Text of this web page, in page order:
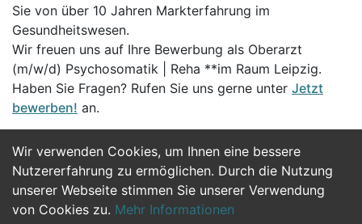
Wir verwenden Cookies, um Ihnen eine bessere
Nutzererfahrung zu ermöglichen. Durch die Nutzung
unserer Webseite stimmen Sie unserer Verwendung
von Cookies zu. Mehr Informationen
Sie von über 10 Jahren Markterfahrung im
Gesundheitswesen.
Wir freuen uns auf Ihre Bewerbung als Oberarzt
(m/w/d) Psychosomatik | Reha **im Raum Leipzig.
Haben Sie Fragen? Rufen Sie uns gerne unter Jetzt
bewerben! an.
Jetzt Bewerben